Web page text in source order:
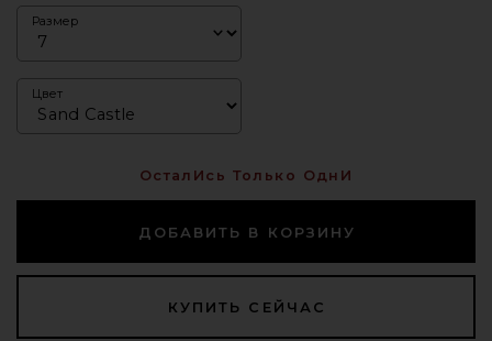
Размер
Цвет
ОсталИсь Только ОднИ
ДОБАВИТЬ В КОРЗИНУ
КУПИТЬ СЕЙЧАС